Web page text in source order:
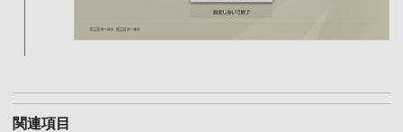
関連項目